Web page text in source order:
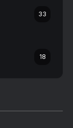
33
18